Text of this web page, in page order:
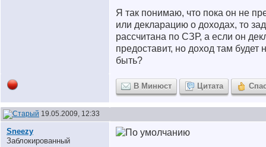
Я так понимаю, что пока он не
или декларацию о доходах, то
рассчитана по СЗР, а если он
предоставит, но доход там будет
быть?
В Минюст Цитата
19.05.2009, 12:33
Sneezy
Заблокированный